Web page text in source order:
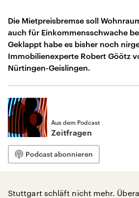
Die Mietpreisbremse soll
auch für Einkommensschwache
Geklappt habe es bisher noch
Immobilienexperte Robert Göötz
Nürtingen-Geislingen.
Aus dem Podcast
Zeitfragen
Podcast abonnieren
Stuttgart schläft nicht mehr.